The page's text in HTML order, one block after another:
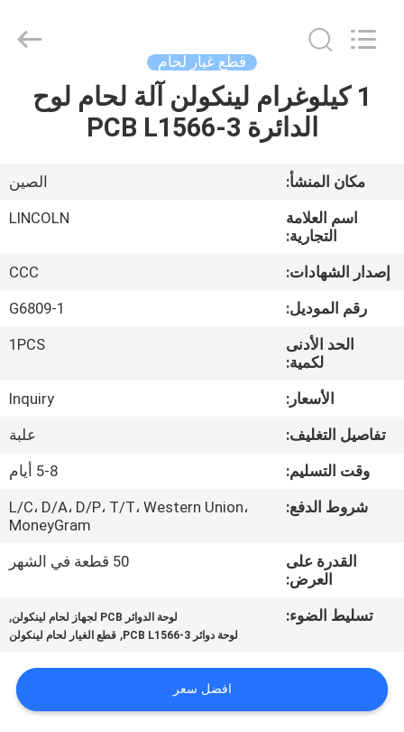
بيت
أشرطة
معلومات
في
المعمل
رقابة
اقتباس
خريطة
الموقع
Technologies
Co.,Ltd..
قطع غيار لحام
1 كيلوغرام لينكولن آلة لحام لوح
الدائرة PCB L1566-3
مكان المنشأ:
الصين
اسم العلامة
التجارية:
LINCOLN
إصدار الشهادات:
CCC
رقم الموديل:
G6809-1
الحد الأدنى
لكمية:
1PCS
الأسعار:
Inquiry
تفاصيل التغليف:
علبة
وقت التسليم:
5-8 أيام
شروط الدفع:
L/C، D/A، D/P، T/T، Western Union،
MoneyGram
القدرة على
العرض:
50 قطعة في الشهر
تسليط الضوء: لوحة الدوائر PCB لجهاز لحام لينكولن ,
لوحة دوائر PCB L1566-3 , قطع الغيار لحام لينكولن
افضل سعر